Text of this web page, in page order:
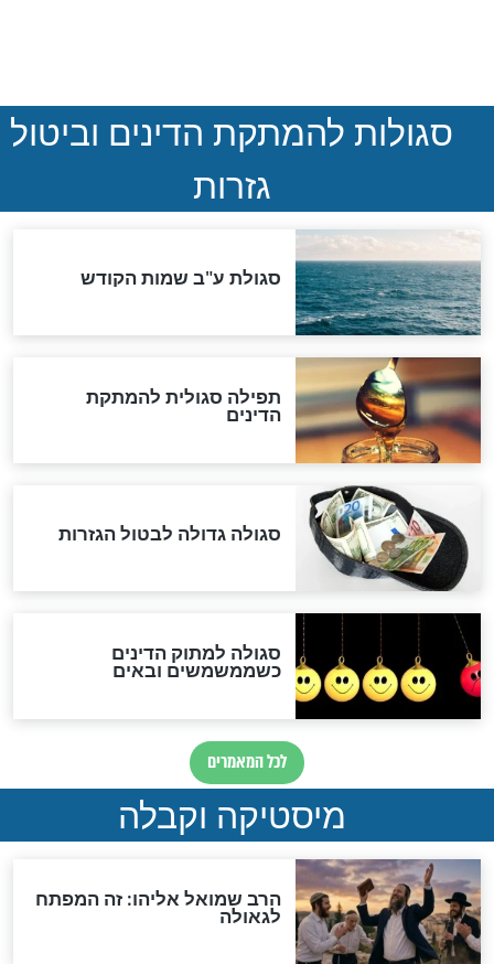
במרתפי מוסקבה: כתב היד
הנדיר של הרשב"ם התגלה
"מודה לקב"ה על כל השנים"
לכל המאמרים
אחרית הימים
האם אפשר לחשב את הקץ?
מה יהיה בימות המשיח?
"לפני הגאולה תהיה אפיקורסות
והכחשה גדולה מאוד של
האמונה"